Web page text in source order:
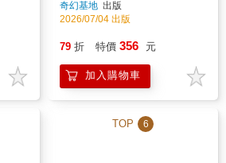
奇幻基地 出版
2026/07/04 出版
79 折 特價 356 元
加入購物車
TOP 6